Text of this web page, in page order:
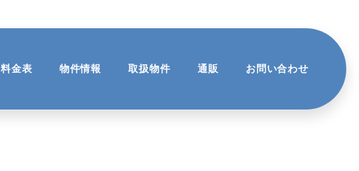
料金表 物件情報 取扱物件 通販 お問い合わせ